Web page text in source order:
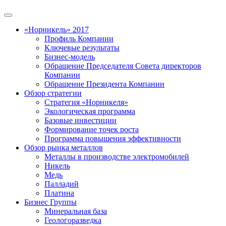
«Норникель» 2017
Профиль Компании
Ключевые результаты
Бизнес-модель
Обращение Председателя Совета директоров
Компании
Обращение Президента Компании
Обзор стратегии
Стратегия «Норникеля»
Экологическая программа
Базовые инвестиции
Формирование точек роста
Программа повышения эффективности
Обзор рынка металлов
Металлы в производстве электромобилей
Никель
Медь
Палладий
Платина
Бизнес Группы
Минеральная база
Геологоразведка